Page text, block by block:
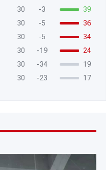
30 -3
39
30 -5
36
30 -5
34
30 -19
24
30 -34
19
30 -23 17